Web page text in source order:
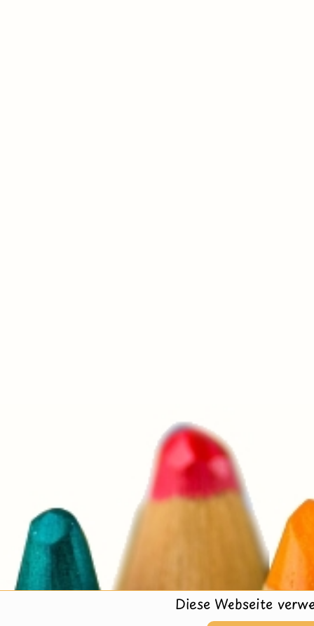
Diese Webseite